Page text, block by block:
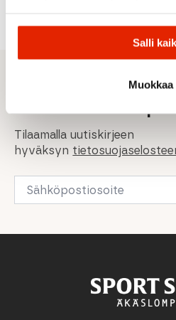
Salli
Muokkaa
Sporttisimmat
Tilaamalla uutiskirjeen
hyväksyn
Email